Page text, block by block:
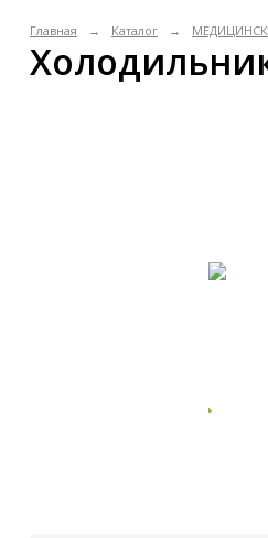
Главная Каталог